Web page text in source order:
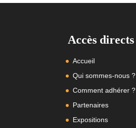
Accès directs
Accueil
Qui sommes-nous ?
Comment adhérer ?
Partenaires
Expositions